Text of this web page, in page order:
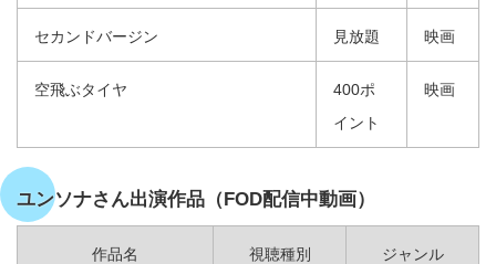
セカンドバージン 見放題 映画
空飛ぶタイヤ
400ポ
イント
映画
ユンソナさん出演作品（FOD配信中動画）
作品名 視聴種別 ジャンル